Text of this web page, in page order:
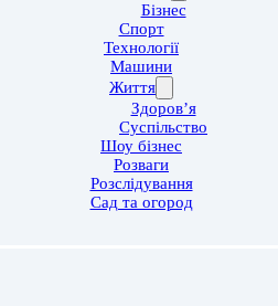
Бізнес
Спорт
Технології
Машини
Життя
Здоров’я
Суспільство
Шоу бізнес
Розваги
Розслідування
Сад та огород